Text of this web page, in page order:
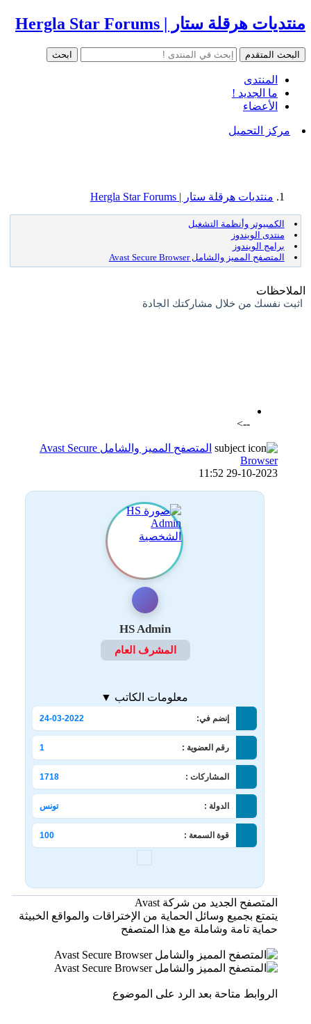
منتديات هرقلة ستار | Hergla Star Forums
المنتدى
ما الجديد !
الأعضاء
مركز التحميل
منتديات هرقلة ستار | Hergla Star Forums
الكمبيوتر وأنظمة التشغيل
منتدى الويندوز
برامج الويندوز
المتصفح المميز والشامل Avast Secure Browser
الملاحظات
اثبت نفسك من خلال مشاركتك الجادة
-->
المتصفح المميز والشامل Avast Secure
Browser
29-10-2023 11:52
HS Admin
المشرف العام
معلومات الكاتب ▼
إنضم في: 24-03-2022
رقم العضوية : 1
المشاركات : 1718
الدولة : تونس
قوة السمعة : 100
المتصفح الجديد من شركة Avast
يتمتع بجميع وسائل الحماية من الإختراقات والمواقع الخبيثة
حماية تامة وشاملة مع هذا المتصفح
الروابط متاحة بعد الرد على الموضوع